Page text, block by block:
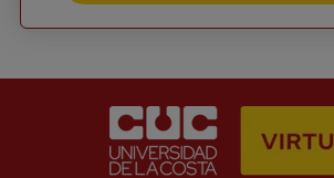
He leído y acepto el aviso